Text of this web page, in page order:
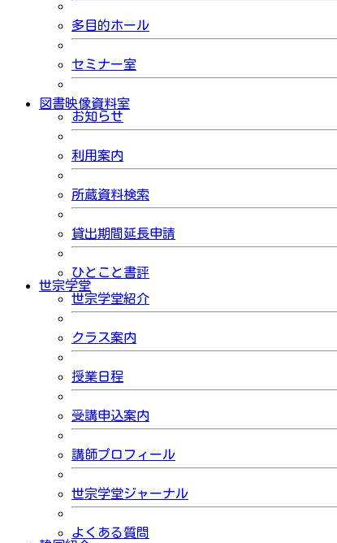
多目的ホール
セミナー室
図書映像資料室
お知らせ
利用案内
所蔵資料検索
貸出期間延長申請
ひとこと書評
世宗学堂
世宗学堂紹介
クラス案内
授業日程
受講申込案内
講師プロフィール
世宗学堂ジャーナル
よくある質問